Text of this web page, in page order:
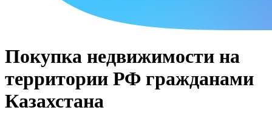
Покупка недвижимости на
территории РФ гражданами
Казахстана